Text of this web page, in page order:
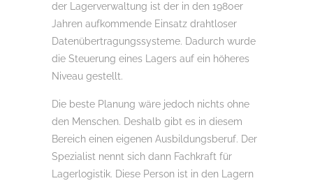
der Lagerverwaltung ist der in den 1980er
Jahren aufkommende Einsatz drahtloser
Datenübertragungssysteme. Dadurch wurde
die Steuerung eines Lagers auf ein höheres
Niveau gestellt.
Die beste Planung wäre jedoch nichts ohne
den Menschen. Deshalb gibt es in diesem
Bereich einen eigenen Ausbildungsberuf. Der
Spezialist nennt sich dann Fachkraft für
Lagerlogistik. Diese Person ist in den Lagern